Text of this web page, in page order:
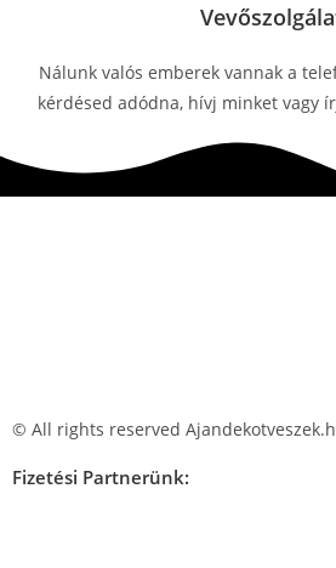
Nálunk valós emberek vannak a
kérdésed adódna, hívj minket vagy
© All rights reserved
Fizetési Partnerünk: